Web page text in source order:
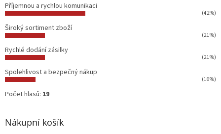
Příjemnou a rychlou komunikaci
(42%)
Široký sortiment zboží
(21%)
Rychlé dodání zásilky
(21%)
Spolehlivost a bezpečný nákup
(16%)
Počet hlasů: 19
Nákupní košík